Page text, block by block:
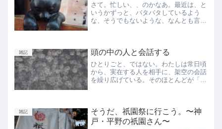
さて。忙しい、、のかなあ。最近は、と
いうかずっと、バタバタしているよう
な、そうでもないような、なんとも言え
ても努力のできない私はもと...
雑記 頭の中の人と会話する
ひとりごと、ではない。わたしは常日頃
から、実在する人を相手に、架空の会話
を繰り広げている。そのほとんどが「あ
くような、失敗を取り戻す...
雑記
そうだ、祇園祭に行こう。〜神
戸・平野の祇園さん〜